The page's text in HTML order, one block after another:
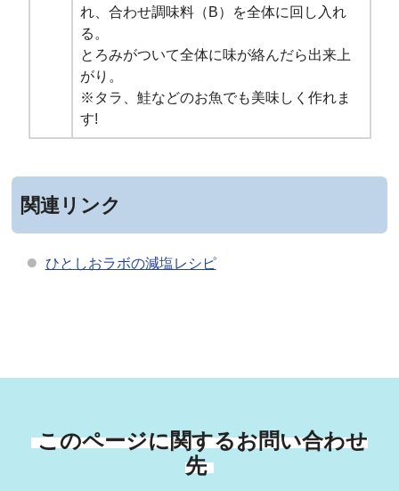
れ、合わせ調味料（B）を全体に回し入れ
る。
とろみがついて全体に味が絡んだら出来上
がり。
※タラ、鮭などのお魚でも美味しく作れま
す!
関連リンク
ひとしおラボの減塩レシピ
このページに関するお問い合わせ
先